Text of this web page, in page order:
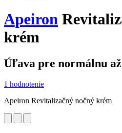
Apeiron
krém
Úľava pre normálnu
1 hodnotenie
Apeiron Revitalizačný nočný krém